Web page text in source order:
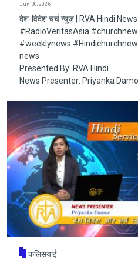
Jun 30, 2026
देश-विदेश चर्च न्यूज़ | RVA Hindi
#RadioVeritasAsia​​​​​
#weeklynews​
news
Presented By: RVA Hindi
News Presenter: Priyanka
कलिसयाई